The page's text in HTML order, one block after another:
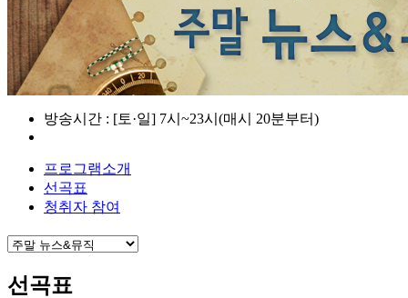
방송시간 : [토·일] 7시~23시(매시 20분부터)
프로그램소개
선곡표
청취자 참여
선곡표